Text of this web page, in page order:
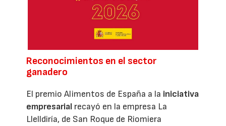
Reconocimientos en el sector
ganadero
El premio Alimentos de España a la iniciativa
empresarial recayó en la empresa La
Llelldiría, de San Roque de Riomiera